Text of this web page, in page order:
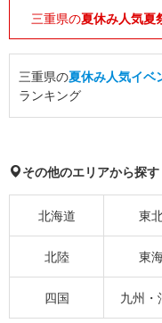
三重県の夏休み人気夏
三重県の夏休み人気イベ
ランキング
その他のエリアから探す
北海道 東
北陸 東
四国 九州・